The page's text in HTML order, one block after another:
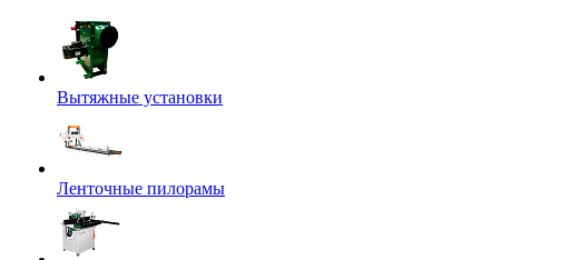
Вытяжные установки
Ленточные пилорамы